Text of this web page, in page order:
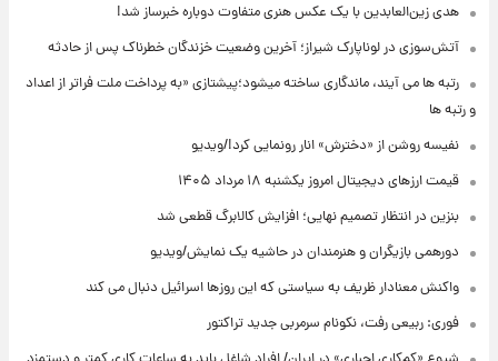
هدی زین‌العابدین با یک عکس هنری متفاوت دوباره خبرساز شد!
آتش‌سوزی در لوناپارک شیراز؛ آخرین وضعیت خزندگان خطرناک پس از حادثه
رتبه ها می آیند، ماندگاری ساخته میشود؛پیشتازی «به پرداخت ملت فراتر از اعداد
و رتبه ها
نفیسه روشن از «دخترش» انار رونمایی کرد!/ویدیو
قیمت ارزهای دیجیتال امروز یکشنبه ۱۸ مرداد ۱۴۰۵
بنزین در انتظار تصمیم نهایی؛ افزایش کالابرگ قطعی شد
دورهمی بازیگران و هنرمندان در حاشیه یک نمایش/ویدیو
واکنش معنادار ظریف به سیاستی که این روزها اسرائیل دنبال می کند
فوری: ربیعی رفت، نکونام سرمربی جدید تراکتور